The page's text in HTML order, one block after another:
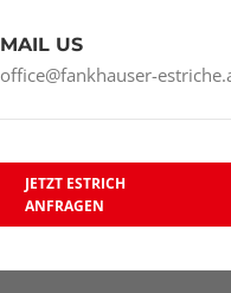
MAIL US
office@fankhauser-
JETZT ESTRICH
ANFRAGEN